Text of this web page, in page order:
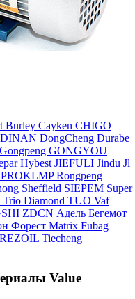
Burley Cayken CHIGO
DINAN DongCheng Durabe
Gongpeng GONGYOU
Hybest JIEFULI Jindu Jl
PROKLMPRongpeng
Sheffield SIEPEM Super
Trio Diamond TUO Vaf
ZDCN Адель Бегемот
Форест Matrix Fubag
REZOIL Tiecheng
Value